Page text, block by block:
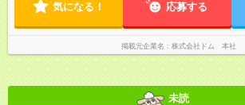
気になる！ 応募する
掲載元企業名 株式会社ドム 本社
未読